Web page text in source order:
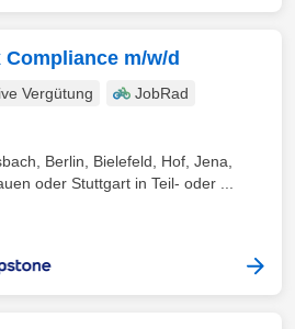
m/w/d
Vergütung
JobRad
Berlin, Bielefeld, Hof, Jena,
oder Stuttgart in Teil- oder ...